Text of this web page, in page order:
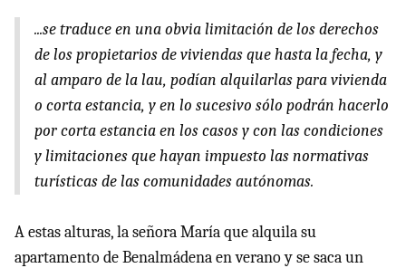
...se traduce en una obvia limitación de los derechos
de los propietarios de viviendas que hasta la fecha, y
al amparo de la lau, podían alquilarlas para vivienda
o corta estancia, y en lo sucesivo sólo podrán hacerlo
por corta estancia en los casos y con las condiciones
y limitaciones que hayan impuesto las normativas
turísticas de las comunidades autónomas.
A estas alturas, la señora María que alquila su
apartamento de Benalmádena en verano y se saca un